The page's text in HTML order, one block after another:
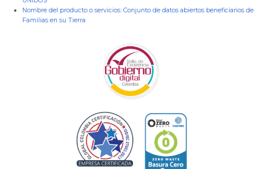
Nombre del producto o servicios: Conjunto de datos abiertos beneficiarios de
Familias en su Tierra